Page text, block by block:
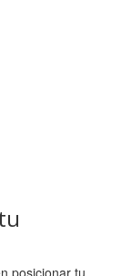
posicionar tu